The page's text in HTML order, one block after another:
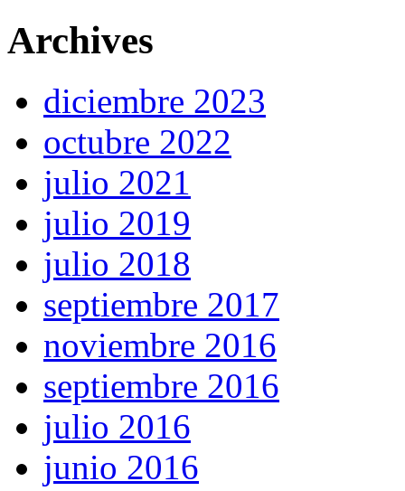
Archives
diciembre 2023
octubre 2022
julio 2021
julio 2019
julio 2018
septiembre 2017
noviembre 2016
septiembre 2016
julio 2016
junio 2016